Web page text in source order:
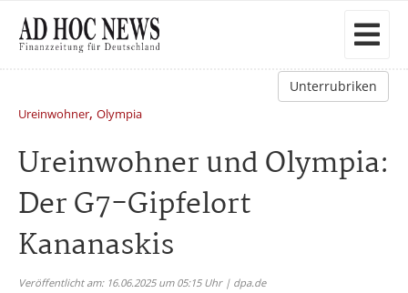
Unterrubriken
Ureinwohner, Olympia
Ureinwohner und Olympia:
Der G7-Gipfelort
Kananaskis
Veröffentlicht am: 16.06.2025 um 05:15 Uhr | dpa.de